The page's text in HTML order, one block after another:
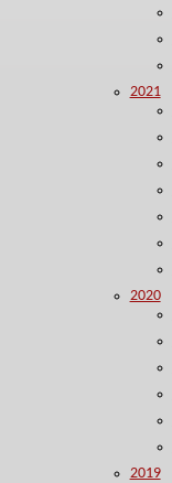
2021
2020
2019